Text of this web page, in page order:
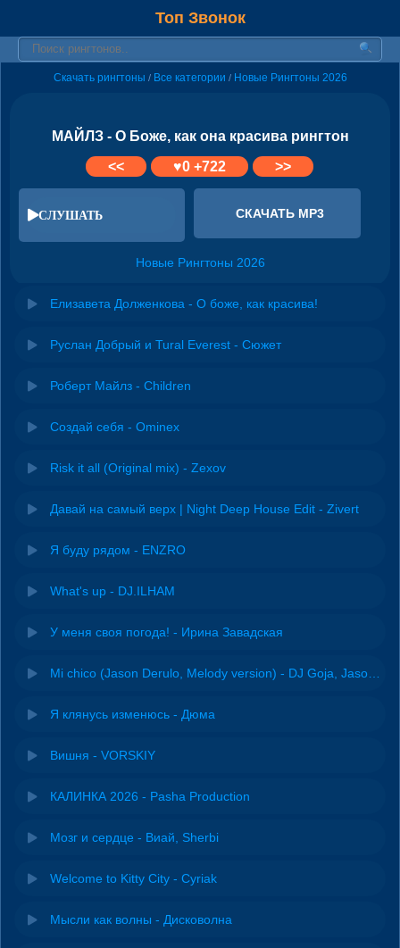
Топ Звонок
Скачать рингтоны / Все категории / Новые Рингтоны 2026
МАЙЛЗ - О Боже, как она красива рингтон
<<
♥0+722 >>
СЛУШАТЬ СКАЧАТЬ MP3
Новые Рингтоны 2026
Елизавета Долженкова - О боже, как красива!
Руслан Добрый и Tural Everest - Сюжет
Роберт Майлз - Children
Создай себя - Ominex
Risk it all (Original mix) - Zexov
Давай на самый верх | Night Deep House Edit - Zivert
Я буду рядом - ENZRO
What's up - DJ.ILHAM
У меня своя погода! - Ирина Завадская
Я клянусь изменюсь - Дюма
Вишня - VORSKIY
КАЛИНКА 2026 - Pasha Production
Мозг и сердце - Виай, Sherbi
Welcome to Kitty City - Cyriak
Мысли как волны - Дисковолна